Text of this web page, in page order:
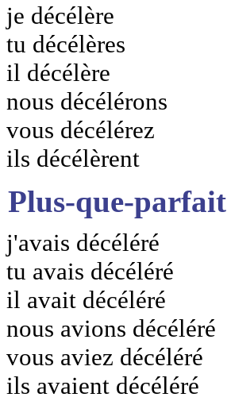
je décélère
tu décélères
il décélère
nous décélérons
vous décélérez
ils décélèrent
Plus-que-parfait
j'avais décéléré
tu avais décéléré
il avait décéléré
nous avions décéléré
vous aviez décéléré
ils avaient décéléré